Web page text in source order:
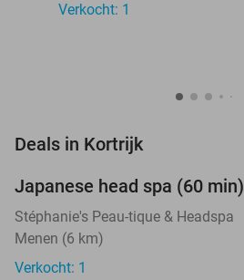
Verkocht: 1
Deals in Kortrijk
TODAY
Japanese head spa (60 min)
Stéphanie's Peau-tique & Headspa
Menen (6 km)
Verkocht: 1